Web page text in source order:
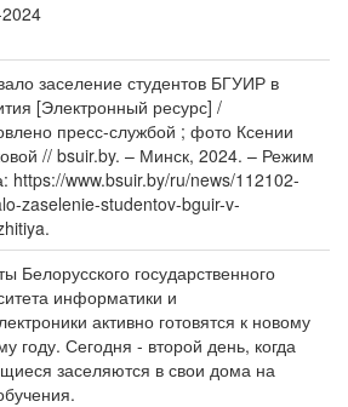
заселение студентов БГУИР в
[Электронный ресурс] /
пресс-службой ; фото Ксении
// bsuir.by. – Минск, 2024. – Режим
https://www.bsuir.by/ru/news/112102-
zaselenie-studentov-bguir-v-
Белорусского государственного
информатики и
активно готовятся к новому
году. Сегодня - второй день, когда
заселяются в свои дома на